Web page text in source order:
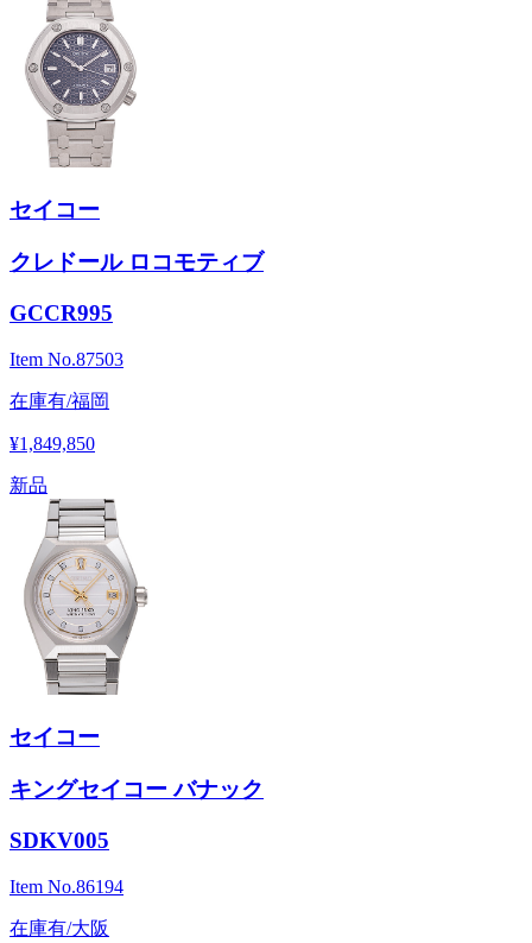
セイコー
クレドール ロコモティブ
GCCR995
Item No.87503
在庫有/福岡
¥1,849,850
新品
セイコー
キングセイコー バナック
SDKV005
Item No.86194
在庫有/大阪